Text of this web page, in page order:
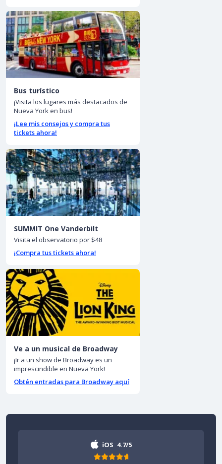
Bus turístico
¡Visita los lugares más destacados de
Nueva York en bus!
¡Lee mis consejos y compra tus
tickets ahora!
SUMMIT One Vanderbilt
Visita el observatorio por $48
¡Compra tus tickets ahora!
Ve a un musical de Broadway
¡Ir a un show de Broadway es un
imprescindible en Nueva York!
Obtén entradas para Broadway aquí
iOS 4.7/5